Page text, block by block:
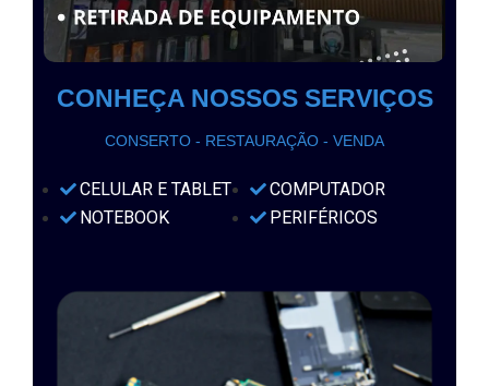
CONHEÇA NOSSOS SERVIÇOS
CONSERTO - RESTAURAÇÃO - VENDA
CELULAR E TABLET
NOTEBOOK
COMPUTADOR
PERIFÉRICOS